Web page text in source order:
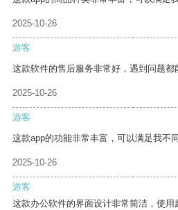
2025-10-26
游客
这款软件的售后服务非常好，遇到问题都
2025-10-26
游客
这款app的功能非常丰富，可以满足我不
2025-10-26
游客
这款办公软件的界面设计非常简洁，使